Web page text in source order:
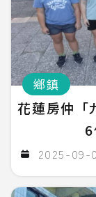
鄉鎮
花蓮房仲「
2025-09-